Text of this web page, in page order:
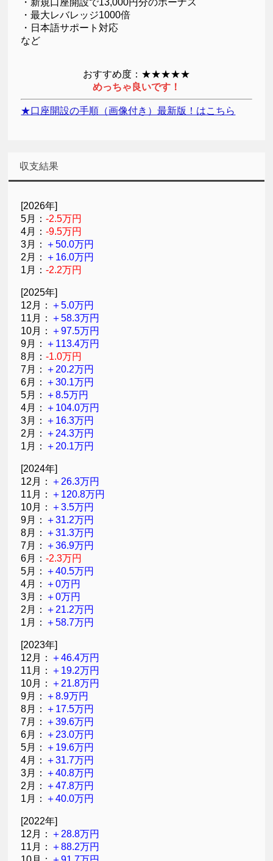
・最大レバレッジ1000倍
・日本語サポート対応
など
おすすめ度：★★★★★
めっちゃ良いです！
★口座開設の手順（画像付き）最新版！はこちら
収支結果
[2026年]
5月：-2.5万円
4月：-9.5万円
3月： ＋50.0万円
2月： ＋16.0万円
1月：-2.2万円
[2025年]
12月： ＋5.0万円
11月： ＋58.3万円
10月： ＋97.5万円
9月： ＋113.4万円
8月：-1.0万円
7月： ＋20.2万円
6月： ＋30.1万円
5月： ＋8.5万円
4月： ＋104.0万円
3月： ＋16.3万円
2月： ＋24.3万円
1月： ＋20.1万円
[2024年]
12月： ＋26.3万円
11月： ＋120.8万円
10月： ＋3.5万円
9月： ＋31.2万円
8月： ＋31.3万円
7月： ＋36.9万円
6月：-2.3万円
5月： ＋40.5万円
4月： ＋0万円
3月： ＋0万円
2月： ＋21.2万円
1月： ＋58.7万円
[2023年]
12月： ＋46.4万円
11月： ＋19.2万円
10月： ＋21.8万円
9月： ＋8.9万円
8月： ＋17.5万円
7月： ＋39.6万円
6月： ＋23.0万円
5月： ＋19.6万円
4月： ＋31.7万円
3月： ＋40.8万円
2月： ＋47.8万円
1月： ＋40.0万円
[2022年]
12月： ＋28.8万円
11月： ＋88.2万円